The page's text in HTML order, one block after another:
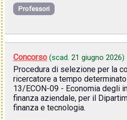
Professori
Concorso (scad. 21 giugno 2026)
Procedura di selezione per la
ricercatore a tempo
13/ECON-09 - Economia degli
finanza aziendale, per il
finanza e tecnologia.